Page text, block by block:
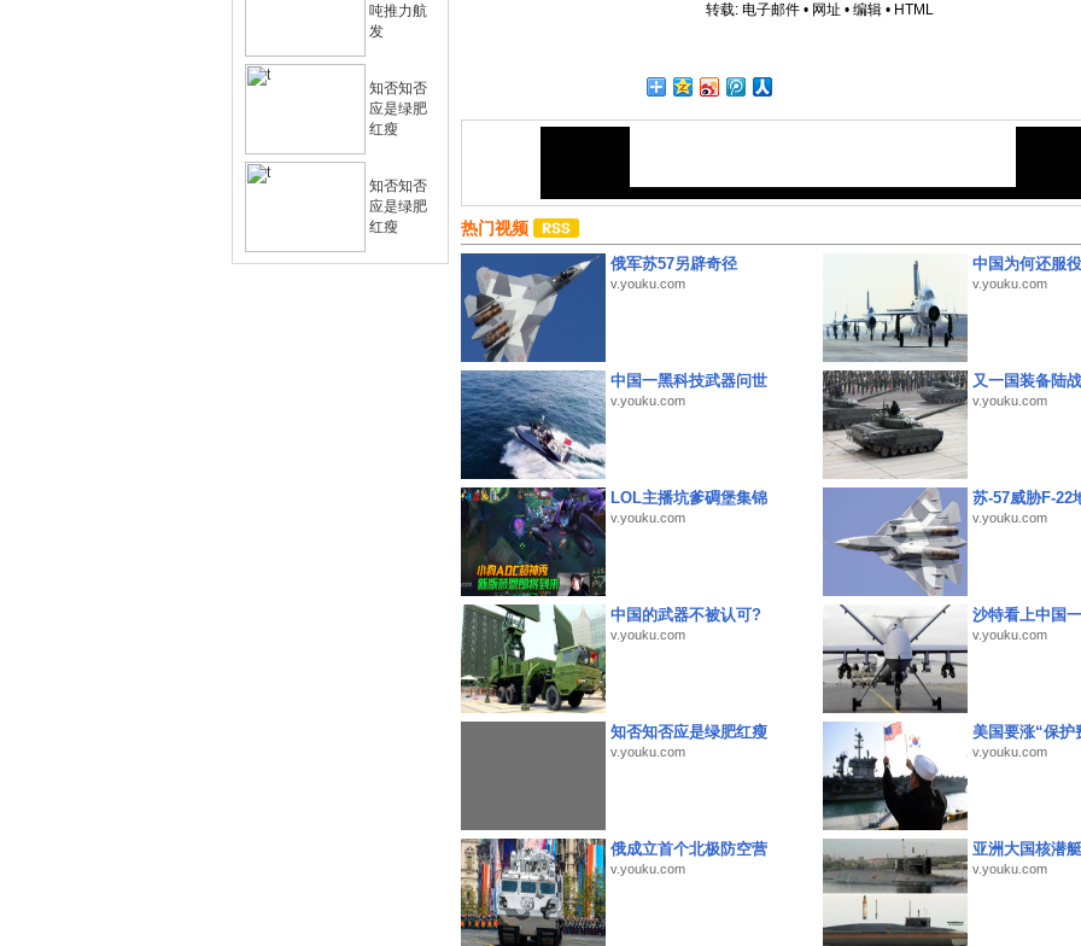
吨推力航
发
知否知否
应是绿肥
红瘦
知否知否
应是绿肥
红瘦
转载: 电子邮件• 网址 • 编辑• HTML
热门视频
俄军苏57另辟奇径
v.youku.com
中国为何还服
v.youku.com
中国一黑科技武器问世
v.youku.com
又一国装备陆
v.youku.com
LOL主播坑爹碉堡集锦
v.youku.com
苏-57威胁F-22
v.youku.com
中国的武器不被认可?
v.youku.com
沙特看上中国
v.youku.com
知否知否应是绿肥红瘦
v.youku.com
美国要涨“保护
v.youku.com
俄成立首个北极防空营
v.youku.com
亚洲大国核潜
v.youku.com